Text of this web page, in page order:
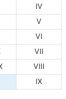
IV
V
VI
VII
VIII
IX